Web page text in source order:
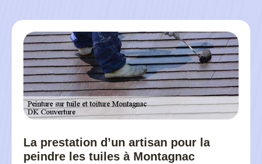
La prestation d’un artisan pour la
peindre les tuiles à Montagnac